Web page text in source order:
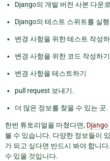
Django의 개발 버전 사본 다운
Django의 테스트 스위트를 실
변경 사항을 위한 테스트 작성
변경 사항을 위한 코드 작성하기
변경 사항을 테스트하기
pull request 보내기.
더 많은 정보를 찾을 수 있는 곳.
한번 튜토리얼을 마쳤다면, Django
볼 수 있습니다. 다양한 정보들이
가 되고 싶다면 반드시 봐야 합니
수 있을 것입니다.